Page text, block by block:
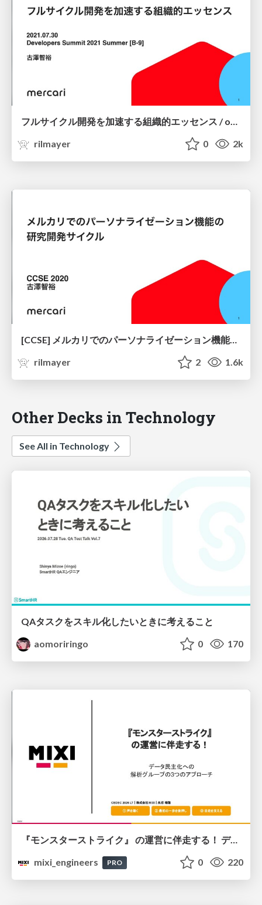
フルサイクル開発を加速する組織的エッセンス / organizational-essence-to-accelerate-full-cycle-development
rilmayer
0 2k
[CCSE] メルカリでのパーソナライゼーション機能の研究開発サイクル / CCSE2020-Pesonalization-Research-and-Development-Cycle
rilmayer
2 1.6k
Other Decks in Technology
See All in Technology
QAタスクをスキル化したいときに考えること
aomoriringo
0 170
『モンスターストライク』 の運営に伴走する！ データ民主化への 解析グループの3つのアプローチ
mixi_engineers
PRO 0 220